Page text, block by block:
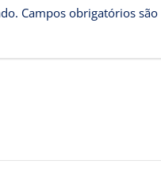
Campos obrigatórios